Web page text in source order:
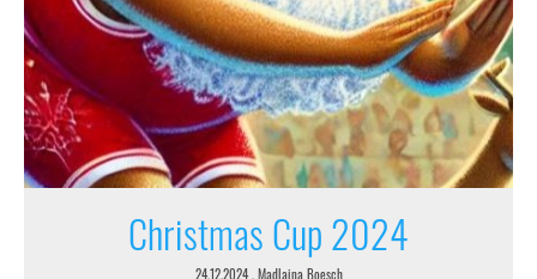
Christmas Cup 2024
24.12.2024, Madlaina Boesch